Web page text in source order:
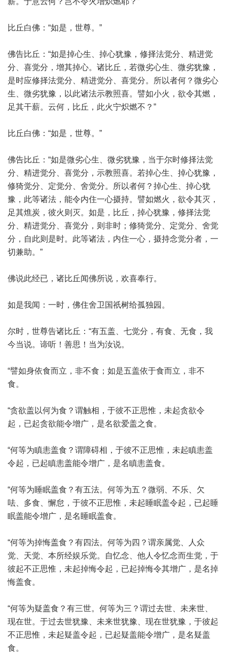
比丘白佛：“如是，世尊。”
佛告比丘：“如是掉心生、掉心犹豫，修择法觉分、精进觉
分、喜觉分，增其掉心。诸比丘，若微劣心生、微劣犹豫，
是时应修择法觉分、精进觉分、喜觉分。所以者何？微劣心
生、微劣犹豫，以此诸法示教照喜。譬如小火，欲令其燃，
足其干薪。云何，比丘，此火宁炽燃不？”
比丘白佛：“如是，世尊。”
佛告比丘：“如是微劣心生、微劣犹豫，当于尔时修择法觉
分、精进觉分、喜觉分，示教照喜。若掉心生、掉心犹豫，
修猗觉分、定觉分、舍觉分。所以者何？掉心生、掉心犹
豫，此等诸法，能令内住一心摄持。譬如燃火，欲令其灭，
足其燋炭，彼火则灭。如是，比丘，掉心犹豫，修择法觉
分、精进觉分、喜觉分，则非时；修猗觉分、定觉分、舍觉
分，自此则是时。此等诸法，内住一心，摄持念觉分者，一
切兼助。”
佛说此经已，诸比丘闻佛所说，欢喜奉行。
如是我闻：一时，佛住舍卫国祇树给孤独园。
尔时，世尊告诸比丘：“有五盖、七觉分，有食、无食，我
今当说。谛听！善思！当为汝说。
“譬如身依食而立，非不食；如是五盖依于食而立，非不
食。
“贪欲盖以何为食？谓触相，于彼不正思惟，未起贪欲令
起，已起贪欲能令增广，是名欲爱盖之食。
“何等为瞋恚盖食？谓障碍相，于彼不正思惟，未起瞋恚盖
令起，已起瞋恚盖能令增广，是名瞋恚盖食。
“何等为睡眠盖食？有五法。何等为五？微弱、不乐、欠
呿、多食、懈怠，于彼不正思惟，未起睡眠盖令起，已起睡
眠盖能令增广，是名睡眠盖食。
“何等为掉悔盖食？有四法。何等为四？谓亲属觉、人众
觉、天觉、本所经娱乐觉。自忆念、他人令忆念而生觉，于
彼起不正思惟，未起掉悔令起，已起掉悔令其增广，是名掉
悔盖食。
“何等为疑盖食？有三世。何等为三？谓过去世、未来世、
现在世。于过去世犹豫、未来世犹豫、现在世犹豫，于彼起
不正思惟，未起疑盖令起，已起疑盖能令增广，是名疑盖
食。